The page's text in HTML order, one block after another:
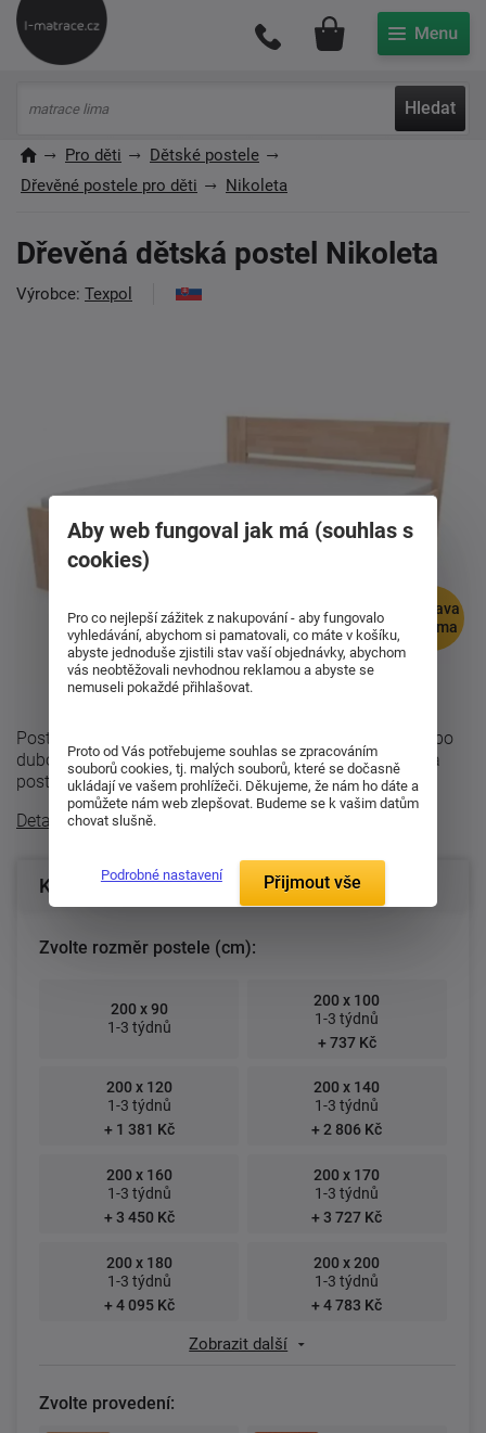
Hledat
Můj účet
Pro děti
Dětské postele
Dřevěné postele pro děti
Nikoleta
Dřevěná dětská postel Nikoleta
Výrobce: Texpol
doprava
zdarma
Postel Nikoleta s plným čelem se vyrábí z bukového nebo
dubového masivu o síle 27mm (bočnice) a 40 mm (čela
postele) a se strukturou dřeva ...
Detailní popis
Konfigurace produktu
Zvolte rozměr postele (cm):
200 x 90
1-3 týdnů
200 x 100
1-3 týdnů
+ 737 Kč
200 x 120
1-3 týdnů
+ 1 381 Kč
200 x 140
1-3 týdnů
+ 2 806 Kč
200 x 160
1-3 týdnů
+ 3 450 Kč
200 x 170
1-3 týdnů
+ 3 727 Kč
200 x 180
1-3 týdnů
+ 4 095 Kč
200 x 200
1-3 týdnů
+ 4 783 Kč
Zobrazit další
Zvolte provedení:
Aby web fungoval jak má (souhlas s
cookies)
Pro co nejlepší zážitek z nakupování - aby fungovalo
vyhledávání, abychom si pamatovali, co máte v košíku,
abyste jednoduše zjistili stav vaší objednávky, abychom
vás neobtěžovali nevhodnou reklamou a abyste se
nemuseli pokaždé přihlašovat.
Proto od Vás potřebujeme souhlas se zpracováním
souborů cookies, tj. malých souborů, které se dočasně
ukládají ve vašem prohlížeči. Děkujeme, že nám ho dáte a
pomůžete nám web zlepšovat. Budeme se k vašim datům
chovat slušně.
Podrobné nastavení Přijmout vše